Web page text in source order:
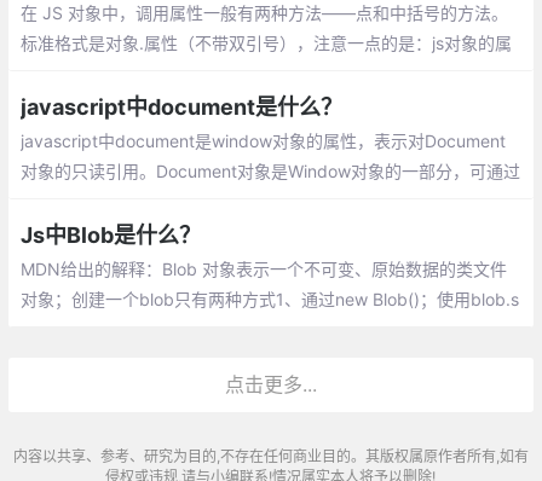
在 JS 对象中，调用属性一般有两种方法——点和中括号的方法。
标准格式是对象.属性（不带双引号），注意一点的是：js对象的属
ey数字啊，表达式啊等等
javascript中document是什么？
javascript中document是window对象的属性，表示对Document
对象的只读引用。Document对象是Window对象的一部分，可通过
Js中Blob是什么？
MDN给出的解释：Blob 对象表示一个不可变、原始数据的类文件
对象；创建一个blob只有两种方式1、通过new Blob()；使用blob.s
点击更多...
内容以共享、参考、研究为目的,不存在任何商业目的。其版权属原作者所有,如有
侵权或违规,请与小编联系!情况属实本人将予以删除!